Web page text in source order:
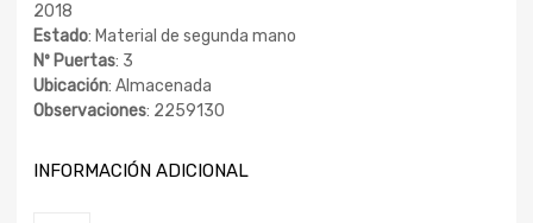
2018
Estado: Material de segunda mano
Nº Puertas: 3
Ubicación: Almacenada
Observaciones: 2259130
INFORMACIÓN ADICIONAL